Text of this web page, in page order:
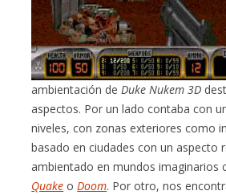
ambientación de Duke Nukem 3D
aspectos. Por un lado contaba con
niveles, con zonas exteriores como
basado en ciudades con un aspecto
ambientado en mundos imaginarios
Quake o Doom. Por otro, nos